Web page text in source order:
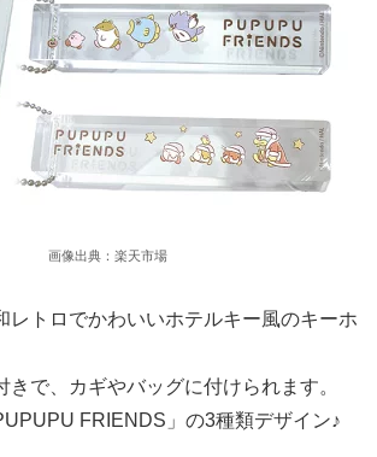
画像出典：楽天市場
レトロでかわいいホテルキー風のキーホ
きで、カギやバッグに付けられます。
FRIENDS」の3種類デザイン♪